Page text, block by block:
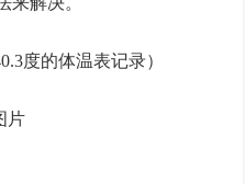
度的体温表记录）